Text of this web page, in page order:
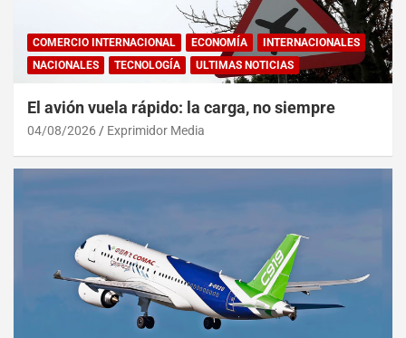
COMERCIO INTERNACIONAL ECONOMÍA
INTERNACIONALES
NACIONALES
TECNOLOGÍA ULTIMAS NOTICIAS
El avión vuela rápido: la carga, no siempre
04/08/2026 Exprimidor Media